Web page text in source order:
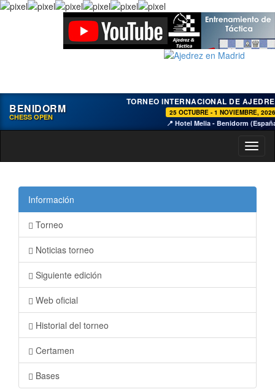
BENIDORM
CHESS OPEN
TORNEO INTERNACIONAL DE
25 OCTUBRE - 1 NOVIEMBRE, 2026
📍 Hotel Melia - Benidorm
Información
Torneo
Noticias torneo
Siguiente edición
Web oficial
Historial del torneo
Certamen
Bases